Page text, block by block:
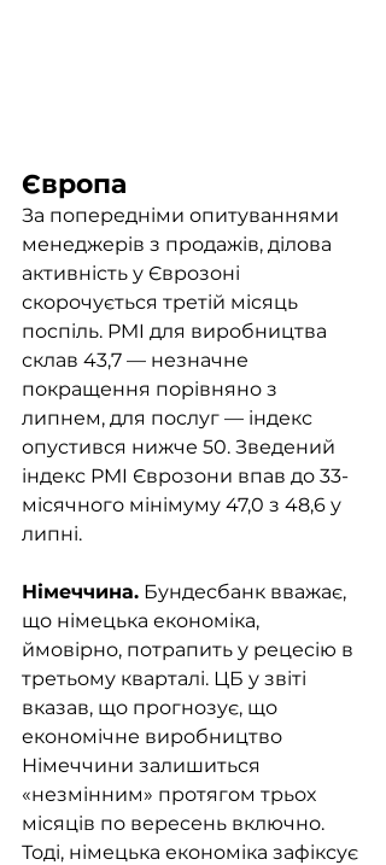
Європа
За попередніми опитуваннями
менеджерів з продажів, ділова
активність у Єврозоні
скорочується третій місяць
поспіль. PMI для виробництва
склав 43,7 — незначне
покращення порівняно з
липнем, для послуг — індекс
опустився нижче 50. Зведений
індекс PMI Єврозони впав до 33-
місячного мінімуму 47,0 з 48,6 у
липні.
Німеччина. Бундесбанк вважає,
що німецька економіка,
ймовірно, потрапить у рецесію в
третьому кварталі. ЦБ у звіті
вказав, що прогнозує, що
економічне виробництво
Німеччини залишиться
«незмінним» протягом трьох
місяців по вересень включно.
Тоді, німецька економіка зафіксує